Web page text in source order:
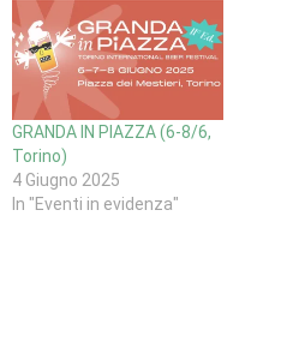
GRANDA IN PIAZZA (6-8/6,
Torino)
4 Giugno 2025
In "Eventi in evidenza"